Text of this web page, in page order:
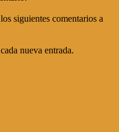
siguientes comentarios a
nueva entrada.